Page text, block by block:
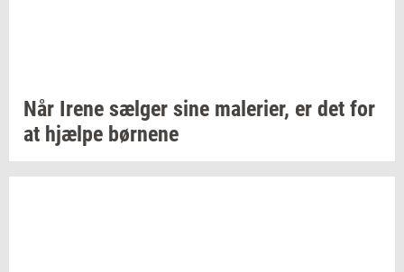
Når Irene sæl­ger sine ma­le­ri­er, er det for
at hjæl­pe bør­ne­ne